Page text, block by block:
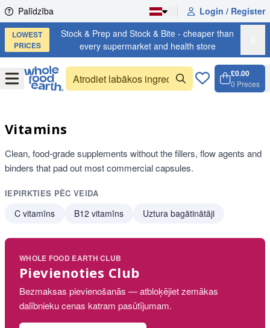
Skip to content
Palīdzība Login / Register
LOWEST
PRICES
Stock & Prep and Stock & Bite - cheaper than
every supermarket and health store
OpenMenu
£0.00
0 Preces
Vitamins
Clean, food-grade supplements without the fillers, flow agents and
binders that pad out most commercial capsules.
IEPIRKTIES PĒC VEIDA
C vitamīns B12 vitamīns Uztura bagātinātāji
WHOLE FOOD EARTH CLUB
Pievienoties Club
Bezmaksas pievienošanās — atbloķējiet zemākas
dalībnieku cenas katram pasūtījumam.